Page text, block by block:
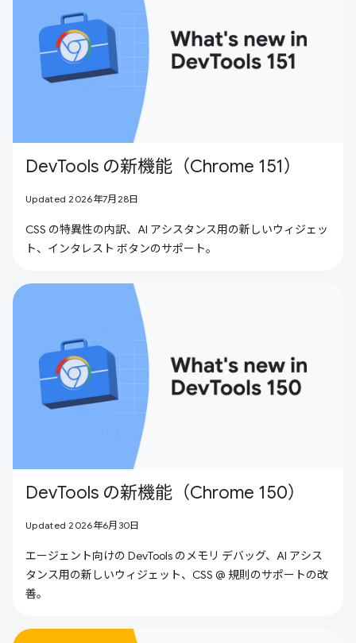
DevTools の新機能（Chrome 151）
Updated 2026年7月28日
CSS の特異性の内訳、AI アシスタンス用の新しいウィジェッ
ト、インタレスト ボタンのサポート。
DevTools の新機能（Chrome 150）
Updated 2026年6月30日
エージェント向けの DevTools のメモリ デバッグ、AI アシス
タンス用の新しいウィジェット、CSS @ 規則のサポートの改
善。